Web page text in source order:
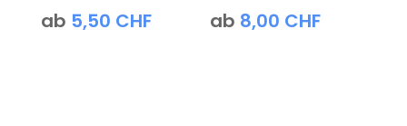
ab 5,50 CHF ab 8,00 CHF